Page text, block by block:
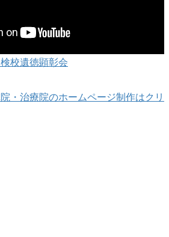
・治療院のホームページ制作はクリ